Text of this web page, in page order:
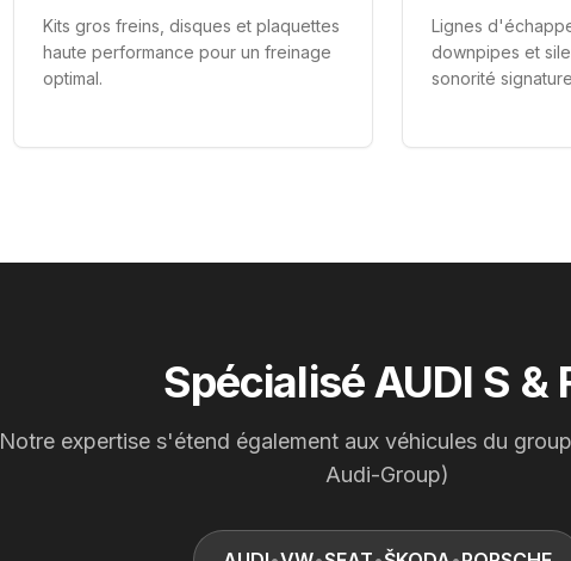
Kits gros freins, disques et plaquettes
haute performance pour un freinage
optimal.
Lignes
downpipes et
sonorité
Spécialisé AUDI S &
Notre expertise s'étend également aux véhicules du
Audi-Group)